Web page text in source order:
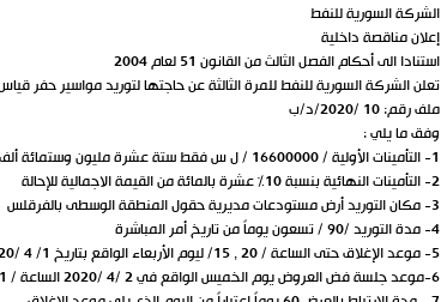
الشركة السورية للنفط
إعلان مناقصة داخلية
استنادا الى أحكام الفصل الثالث من القانون 51 لعام 2004
تعلن الشركة السورية للنفط للمرة الثالثة عن حاجتها لتوريد مواسير حفر قياس /
ملف رقم: 10 /2020/د/ب
وفق ما يلي :
1- التأمينات الأولية / 16600000 / ل س فقط ستة عشرة مليون وستمائة ألف ليرة سورية لا غير.
2- التأمينات النهائية بنسبة 10% عشرة بالمائة من القيمة الاجمالية للإحالة
3- مكان التوريد أرض مستودعات مديرية حقول المنطقة الوسطى بالفرقلس
4- مدة التوريد /90 / تسعون يوماً من تاريخ أمر المباشرة
5- موعد الإغلاق حتى الساعة / 20 , 15/ ليوم الأربعاء الواقع بتاريخ 1/ 4 /2020
6-موعد جلسة فض العروض يوم الخميس الواقع في 2 /4 /2020 الساعة / 11 / صباحا في مبنى الشركة السورية للنفط بدمر الطابق /12/.